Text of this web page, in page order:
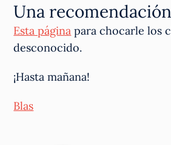
Una recomendación
Esta página para chocarle los
desconocido.
¡Hasta mañana!
Blas